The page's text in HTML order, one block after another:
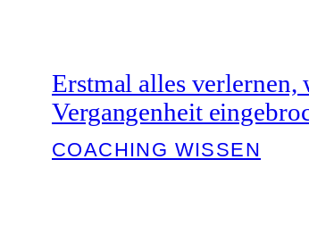
Erstmal alles verlernen,
Vergangenheit
COACHING WISSEN